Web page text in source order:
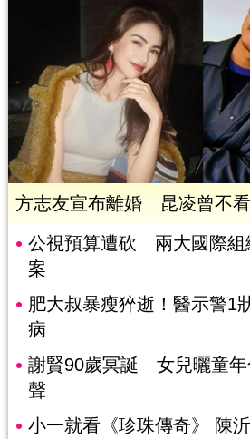
方志友宣布離婚 昆凌曾不
公視預算遭砍 兩大國際組
案
肥大叔暴瘦猝逝！醫示警1
病
謝賢90歲冥誕 女兒曬童年
聲
小一就看《珍珠傳奇》 陳